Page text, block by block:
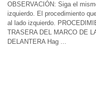
OBSERVACIÓN: Siga el
izquierdo. El procedimiento
al lado izquierdo.
TRASERA DEL MARCO DE
DELANTERA Hag ...